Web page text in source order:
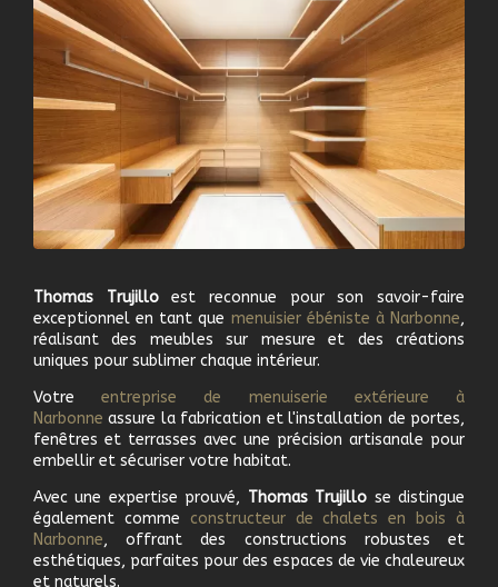
Thomas Trujilloest reconnue pour son savoir-faire
exceptionnel en tant que menuisier ébéniste à Narbonne,
réalisant des meubles sur mesure et des créations
uniques pour sublimer chaque intérieur.
Votreentreprise de menuiserie extérieure à
Narbonne assure la fabrication et l'installation de portes,
fenêtres et terrasses avec une précision artisanale pour
embellir et sécuriser votre habitat.
Avec une expertise prouvé, Thomas Trujillo se distingue
également comme constructeur de chalets en bois à
Narbonne, offrant des constructions robustes et
esthétiques, parfaites pour des espaces de vie chaleureux
et naturels.